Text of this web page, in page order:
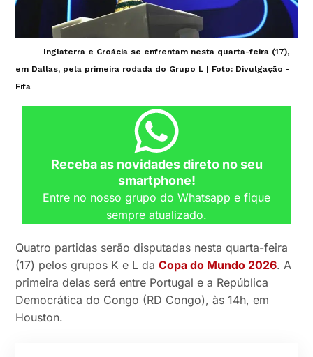
Inglaterra e Croácia se enfrentam nesta quarta-feira (17),
em Dallas, pela primeira rodada do Grupo L | Foto: Divulgação -
Fifa
Receba as novidades direto no seu
smartphone!
Entre no nosso grupo do Whatsapp e fique
sempre atualizado.
Quatro partidas serão disputadas nesta quarta-feira
(17) pelos grupos K e L daCopa do Mundo 2026. A
primeira delas será entre Portugal e a República
Democrática do Congo (RD Congo), às 14h, em
Houston.